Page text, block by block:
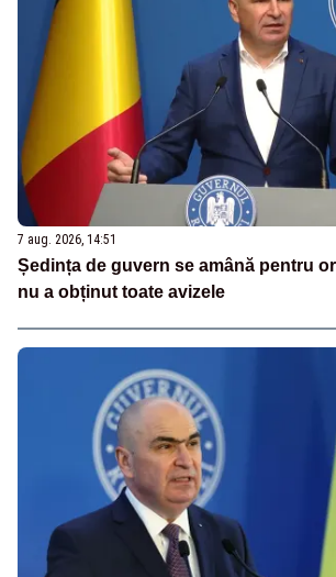
7 aug. 2026, 14:51
Ședința de guvern se amână pentru
nu a obținut toate avizele